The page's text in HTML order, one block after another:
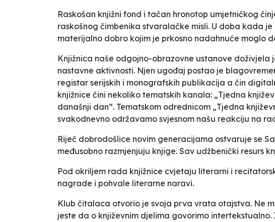
Raskošan knjižni fond i tačan hronotop umjetničkog
raskošnog čimbenika stvaralačke misli. U doba kada
materijalno dobro kojim je prkosno nadahnuće moglo
Knjižnica naše odgojno-obrazovne ustanove
nastavne aktivnosti. Njen ugođaj postao je
registar serijskih i monografskih publikacija a čin
knjižnice čini nekoliko tematskih kanala: „Tjedna
današnji dan”. Tematskom odrednicom „Tjedna
svakodnevno održavamo svjesnom našu reakciju na
Riječ dobrodošlice novim generacijama ostvaruje se
međusobno razmjenjuju knjige. Sav udžbenički resurs
Pod okriljem rada knjižnice cvjetaju literarni i
nagrade i pohvale literarne naravi.
Klub čitalaca otvorio je svoja prva vrata otajstva. Ne
jeste da o književnim djelima govorimo